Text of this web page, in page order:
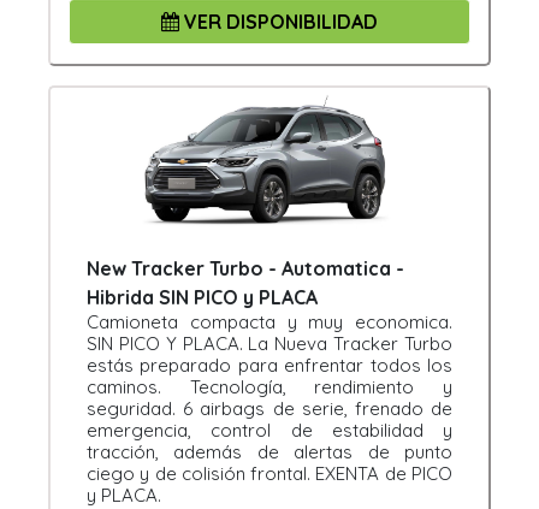
VER DISPONIBILIDAD
New Tracker Turbo - Automatica -
Hibrida SIN PICO y PLACA
Camioneta compacta y muy economica.
SIN PICO Y PLACA. La Nueva Tracker Turbo
estás preparado para enfrentar todos los
caminos. Tecnología, rendimiento y
seguridad. 6 airbags de serie, frenado de
emergencia, control de estabilidad y
tracción, además de alertas de punto
ciego y de colisión frontal. EXENTA de PICO
y PLACA.